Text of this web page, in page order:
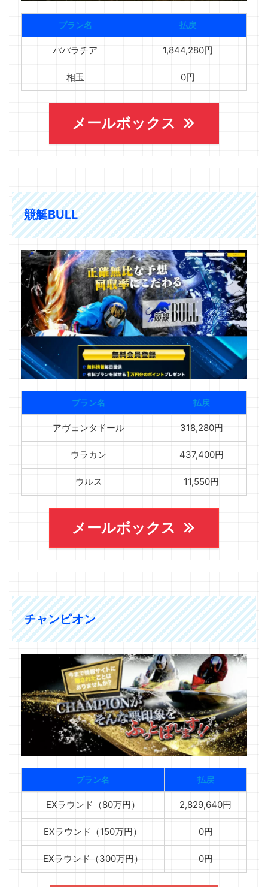
プラン名 払戻
パパラチア 1,844,280円
相玉 0円
メールボックス
競艇BULL
プラン名 払戻
アヴェンタドール 318,280円
ウラカン 437,400円
ウルス 11,550円
メールボックス
チャンピオン
プラン名 払戻
EXラウンド（80万円） 2,829,640円
EXラウンド（150万円） 0円
EXラウンド（300万円） 0円